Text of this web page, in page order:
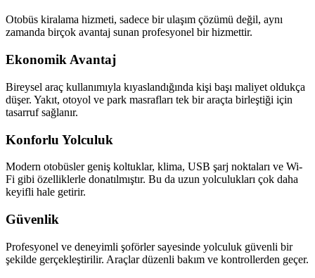
Otobüs kiralama hizmeti, sadece bir ulaşım çözümü değil, aynı
zamanda birçok avantaj sunan profesyonel bir hizmettir.
Ekonomik Avantaj
Bireysel araç kullanımıyla kıyaslandığında kişi başı maliyet oldukça
düşer. Yakıt, otoyol ve park masrafları tek bir araçta birleştiği için
tasarruf sağlanır.
Konforlu Yolculuk
Modern otobüsler geniş koltuklar, klima, USB şarj noktaları ve Wi-
Fi gibi özelliklerle donatılmıştır. Bu da uzun yolculukları çok daha
keyifli hale getirir.
Güvenlik
Profesyonel ve deneyimli şoförler sayesinde yolculuk güvenli bir
şekilde gerçekleştirilir. Araçlar düzenli bakım ve kontrollerden geçer.